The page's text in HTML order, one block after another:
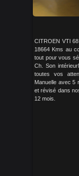
CITROEN VTI
18664 Kms au
tout pour vous
Ch. Son
toutes vos
Manuelle avec 5
et révisé dans
12 mois.